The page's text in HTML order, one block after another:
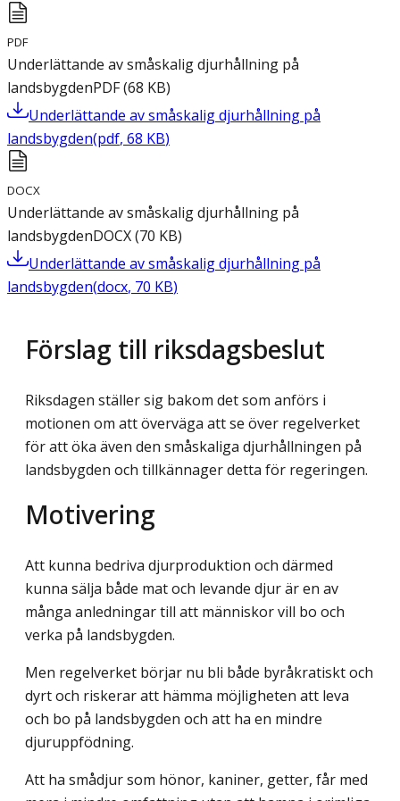
PDF
Underlättande av småskalig djurhållning på
landsbygdenPDF(68 KB)
Underlättande av småskalig djurhållning på
landsbygden(pdf, 68 KB)
DOCX
Underlättande av småskalig djurhållning på
landsbygdenDOCX(70 KB)
Underlättande av småskalig djurhållning på
landsbygden(docx, 70 KB)
Förslag till riksdagsbeslut
Riksdagen ställer sig bakom det som anförs i
motionen om att överväga att se över regelverket
för att öka även den småskaliga djurhållningen på
landsbygden och tillkännager detta för regeringen.
Motivering
Att kunna bedriva djurproduktion och därmed
kunna sälja både mat och levande djur är en av
många anledningar till att människor vill bo och
verka på landsbygden.
Men regelverket börjar nu bli både byråkratiskt och
dyrt och riskerar att hämma möjligheten att leva
och bo på landsbygden och att ha en mindre
djuruppfödning.
Att ha smådjur som hönor, kaniner, getter, får med